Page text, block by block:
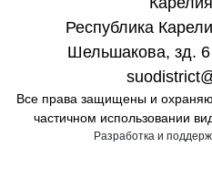
Республика
Шельшакова, зд.
Все права защищены и
частичном использовании
Разработка и